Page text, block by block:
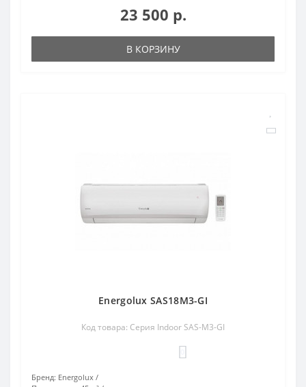
23 500 р.
В КОРЗИНУ
Energolux SAS18M3-GI
Код товара: Серия Indoor SAS-M3-GI
Бренд: Energolux